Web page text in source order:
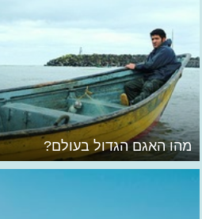
מהו האגם הגדול בעולם?